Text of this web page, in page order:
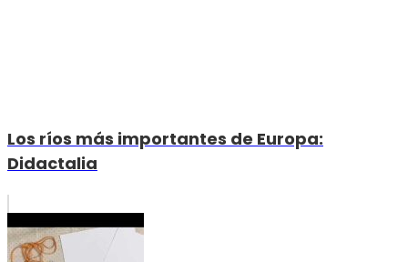
Los ríos más importantes de Europa:
Didactalia